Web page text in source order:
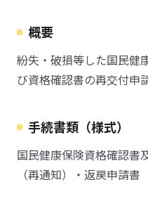
概要
紛失・破損等した国民健
び資格確認書の再交付申
手続書類（様式）
国民健康保険資格確認書
（再通知）・返戻申請書